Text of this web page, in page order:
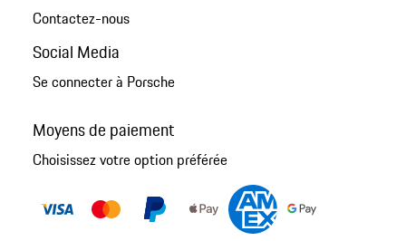
Contactez-nous
Social Media
Se connecter à Porsche
Moyens de paiement
Choisissez votre option préférée